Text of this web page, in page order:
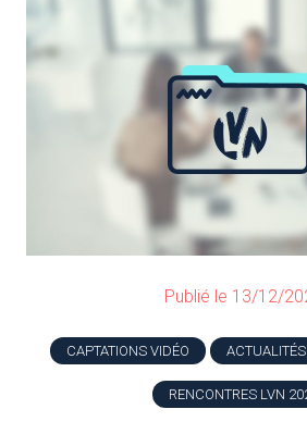
Publié le 13/12/
CAPTATIONS VIDÉO ACTUALITÉS
RENCONTRES LVN